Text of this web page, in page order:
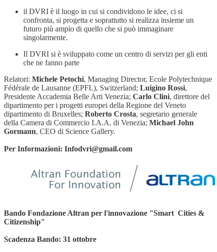
il DVRI è il luogo in cui si condividono le idee, ci si
confronta, si progetta e soprattutto si realizza insieme un
futuro più ampio di quello che si può immaginare
singolarmente.
Il DVRI si è sviluppato come un centro di servizi per gli enti
che ne fanno parte
Relatori: Michele Petochi, Managing Director, Ecole Polytechnique
Fédérale de Lausanne (EPFL), Switzerland; Luigino Rossi,
Presidente Accademia Belle Arti Venezia; Carlo Clini, direttore del
dipartimento per i progetti europei della Regione del Veneto
dipartimento di Bruxelles; Roberto Crosta, segretario generale
della Camera di Commercio I.A.A. di Venezia; Michael John
Gormann, CEO di Science Gallery.
Per Informazioni: Infodvri@gmail.com
Bando Fondazione Altran per l'innovazione "Smart Cities &
Citizenship"
Scadenza Bando: 31 ottobre